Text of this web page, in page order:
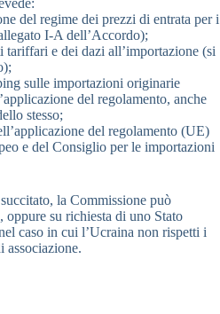
del regime dei prezzi di entrata per i
I-A dell’Accordo);
tariffari e dei dazi all’importazione (si
sulle importazioni originarie
del regolamento, anche
stesso;
del regolamento (UE)
e del Consiglio per le importazioni
la Commissione può
su richiesta di uno Stato
caso in cui l’Ucraina non rispetti i
associazione.